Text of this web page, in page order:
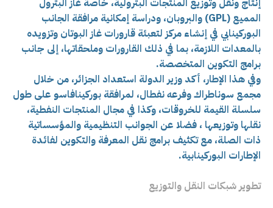
المميع (GPL) والبروبان، ودراسة إمكانية مرافقة الجانب
البوركينابي في إنشاء مركز لتعبئة قارورات غاز البوتان وتزويده
بالمعدات اللازمة، بما في ذلك القارورات وملحقاتها، إلى جانب
برامج التكوين المتخصصة.
وفي هذا الإطار، أكد وزير الدولة استعداد الجزائر، من خلال
مجمع سوناطراك وفرعه نفطال، لمرافقة بوركينافاسو على طول
سلسلة القيمة للخروقات، وكذا في مجال المنتجات النفطية،
نقلها وتوزيعها ، فضلا عن الجوانب التنظيمية والمؤسساتية
ذات الصلة، مع تكثيف برامج نقل المعرفة والتكوين لفائدة
الإطارات البوركينابية.
تطوير شبكات النقل والتوزيع